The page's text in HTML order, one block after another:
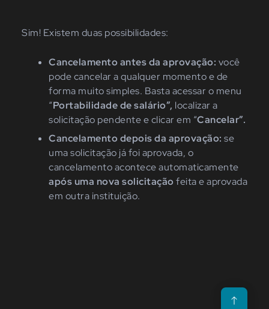
Sim! Existem duas possibilidades:
Cancelamento antes da aprovação: você
pode cancelar a qualquer momento e de
forma muito simples. Basta acessar o menu
“Portabilidadede salário”, localizar a
solicitação pendente e clicar em “Cancelar”.
Cancelamento depois da aprovação: se
uma solicitação já foi aprovada, o
cancelamentoaconteceautomaticamente
após uma nova solicitação feita e aprovada
em outra instituição.
Voltar para o